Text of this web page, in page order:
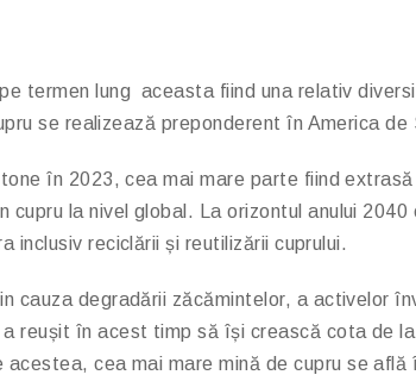
termen lung aceasta fiind una relativ
se realizează preponderent în America
în 2023, cea mai mare parte fiind
la nivel global. La orizontul anului
inclusiv reciclării și reutilizării cuprului.
cauza degradării zăcămintelor, a activelor
reușit în acest timp să își crească cota de
cea mai mare mină de cupru se